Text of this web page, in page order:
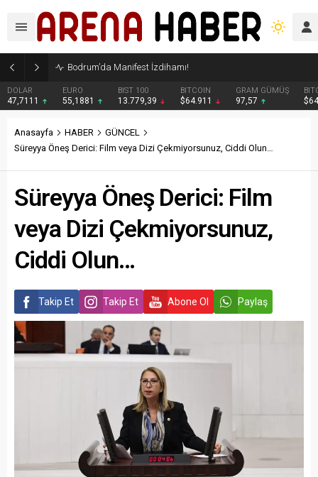
Bodrum’da Manifest İzdihamı!
DOLAR
47,7111
EURO
55,1881
BIST 100
13.779,39
BITCOIN
$64.911
GRAM GÜMÜŞ
97,57
Anasayfa HABER
GÜNCEL
Süreyya Öneş Derici: Film veya Dizi Çekmiyorsunuz, Ciddi Olun…
Süreyya Öneş Derici: Film
veya Dizi Çekmiyorsunuz,
Ciddi Olun…
Takip Et Takip Et Abone Ol Paylaş